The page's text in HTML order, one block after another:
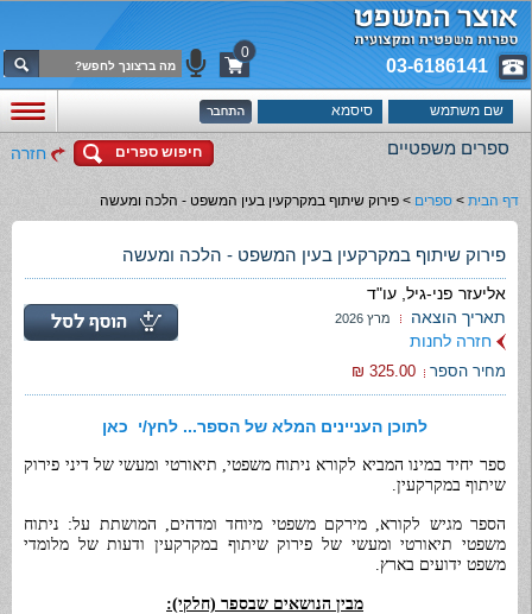
03-6186141
0
ספרים משפטיים חיפוש ספרים חזרה
דף הבית > ספרים > פירוק שיתוף במקרקעין בעין המשפט - הלכה ומעשה
פירוק שיתוף במקרקעין בעין המשפט - הלכה ומעשה
אליעזר פני-גיל, עו"ד
תאריך הוצאה
מרץ 2026
חזרה לחנות
מחיר הספר 325.00 ₪
לתוכן העניינים המלא של הספר... לחץ/י כאן
ספר יחיד במינו המביא לקורא ניתוח משפטי, תיאורטי ומעשי של דיני פירוק
שיתוף במקרקעין.
הספר מגיש לקורא, מירקם משפטי מיוחד ומדהים, המושתת על: ניתוח
משפטי תיאורטי ומעשי של פירוק שיתוף במקרקעין ודעות של מלומדי
משפט ידועים בארץ.
מבין הנושאים שבספר (חלקי):